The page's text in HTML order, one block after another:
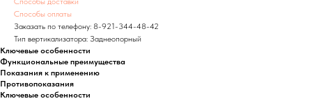
Способы оплаты
Заказать по телефону: 8-921-344-48-42
Тип вертикализатора: Заднеопорный
Ключевые особенности
Функциональные преимущества
Показания к применению
Противопоказания
Ключевые особенности